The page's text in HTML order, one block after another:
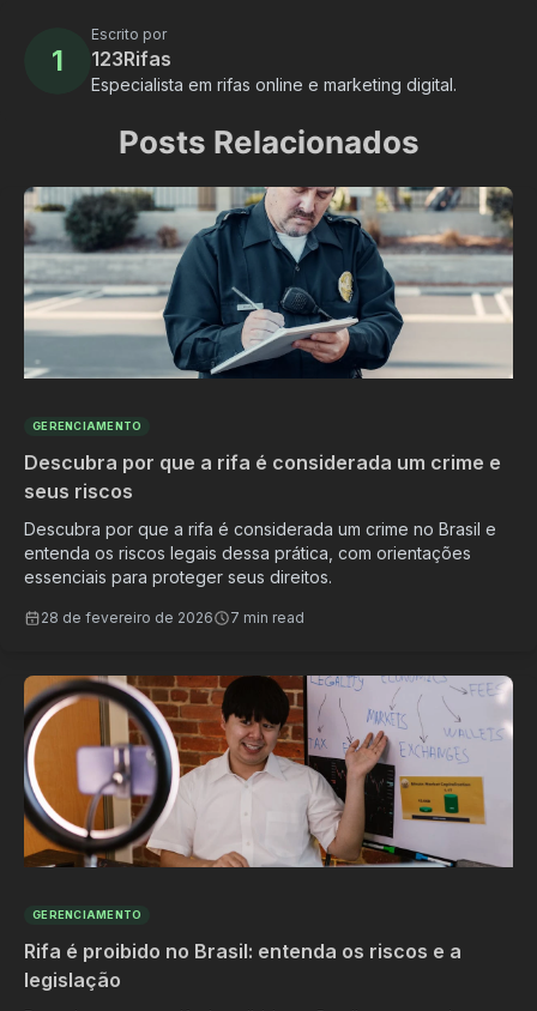
1
Escrito por
123Rifas
Especialista em rifas online e marketing digital.
Posts Relacionados
GERENCIAMENTO
Descubra por que a rifa é considerada um crime e
seus riscos
Descubra por que a rifa é considerada um crime no Brasil e
entenda os riscos legais dessa prática, com orientações
essenciais para proteger seus direitos.
28 de fevereiro de 2026 7 min read
GERENCIAMENTO
Rifa é proibido no Brasil: entenda os riscos e a
legislação